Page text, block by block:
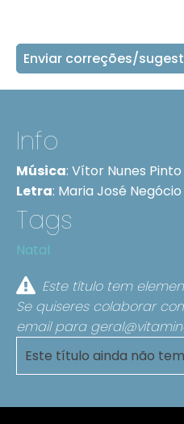
Enviar correções/
Info
Música: Vítor Nunes Pinto
Letra: Maria José Negócio
Tags
Natal
Este título tem
Se quiseres colaborar
email para
Este título ainda não